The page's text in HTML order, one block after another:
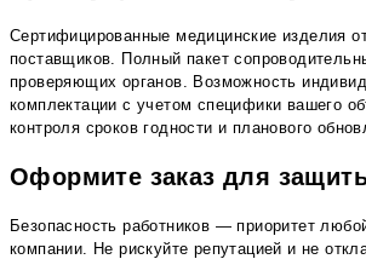
Сертифицированные медицинские изделия
поставщиков. Полный пакет
проверяющих органов. Возможность
комплектации с учетом специфики вашего
контроля сроков годности и планового
Оформите заказ для
Безопасность работников — приоритет
компании. Не рискуйте репутацией и не